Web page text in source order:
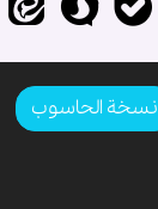
نسخة الحاسوب